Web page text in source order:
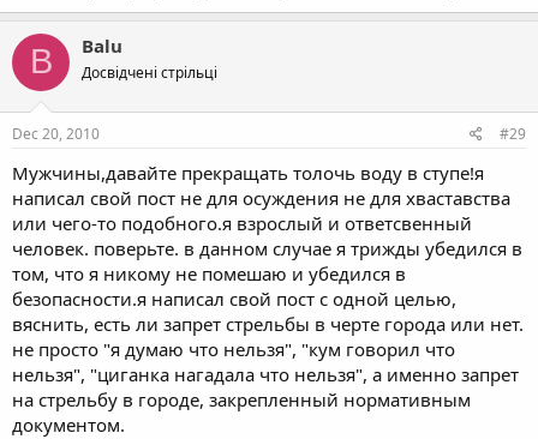
B Balu
Досвідчені стрільці
Dec 20, 2010 #29
Мужчины,давайте прекращать толочь воду в ступе!я
написал свой пост не для осуждения не для хваставства
или чего-то подобного.я взрослый и ответсвенный
человек. поверьте. в данном случае я трижды убедился в
том, что я никому не помешаю и убедился в
безопасности.я написал свой пост с одной целью,
вяснить, есть ли запрет стрельбы в черте города или нет.
не просто "я думаю что нельзя", "кум говорил что
нельзя", "циганка нагадала что нельзя", а именно запрет
на стрельбу в городе, закрепленный нормативным
документом.